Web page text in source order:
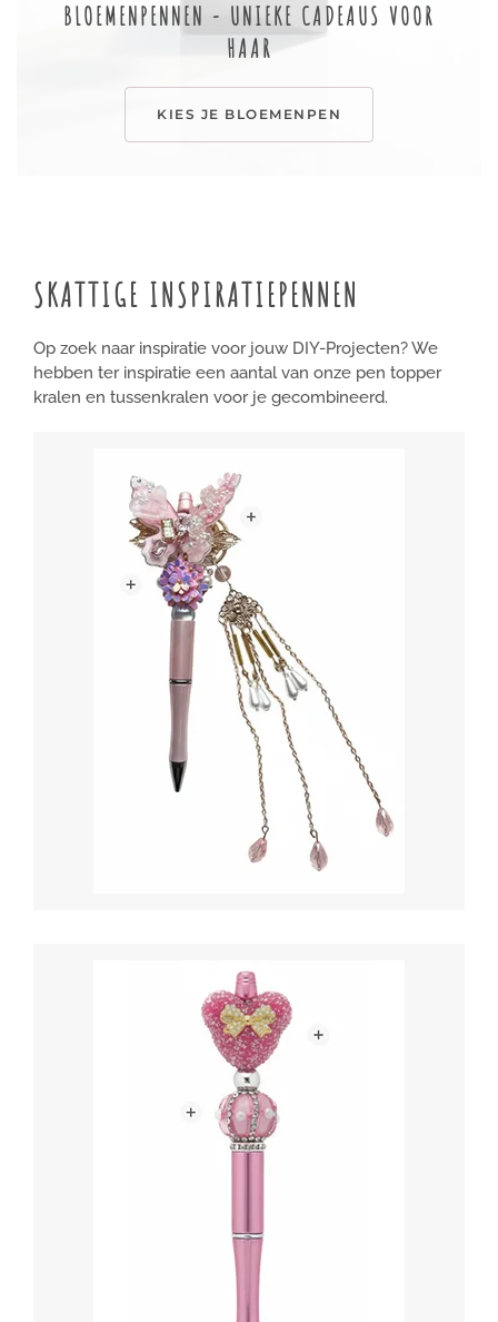
BLOEMENPENNEN - UNIEKE CADEAUS VOOR
HAAR
KIES JE BLOEMENPEN
SKATTIGE INSPIRATIEPENNEN
Op zoek naar inspiratie voor jouw DIY-Projecten? We
hebben ter inspiratie een aantal van onze pen topper
kralen en tussenkralen voor je gecombineerd.